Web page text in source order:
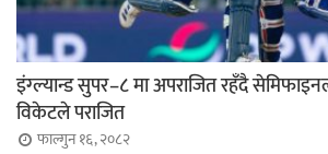
इंग्ल्यान्ड सुपर–८ मा अपराजित रहँदै
विकेटले पराजित
फाल्गुन १६, २०८२